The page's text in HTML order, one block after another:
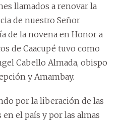
llamados a renovar la
de nuestro Señor
de la novena en Honor a
de Caacupé tuvo como
Cabello Almada, obispo
y Amambay.
por la liberación de las
el país y por las almas